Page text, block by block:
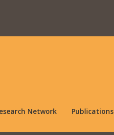
Network Publications